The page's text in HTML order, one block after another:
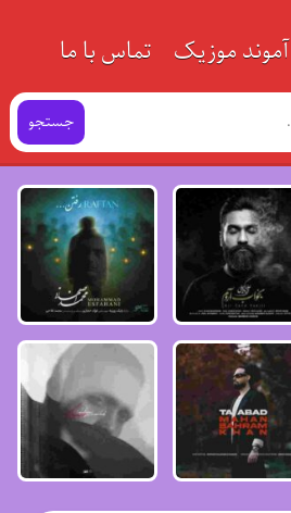
آموند موزیک تماس با ما
جستجو